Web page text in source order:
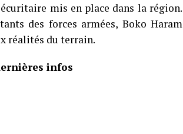
mis en place dans la région.
des forces armées, Boko Haram
réalités du terrain.
infos